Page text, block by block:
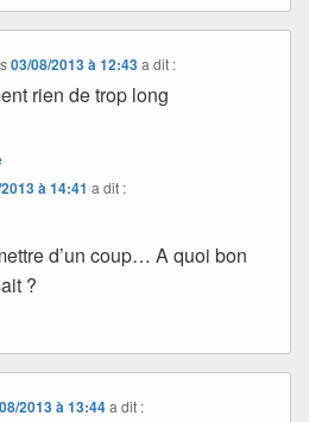
03/08/2013 à 12:43 a dit :
rien de trop long
à 14:41 a dit :
d’un coup… A quoi bon
?
2013 à 13:44 a dit :